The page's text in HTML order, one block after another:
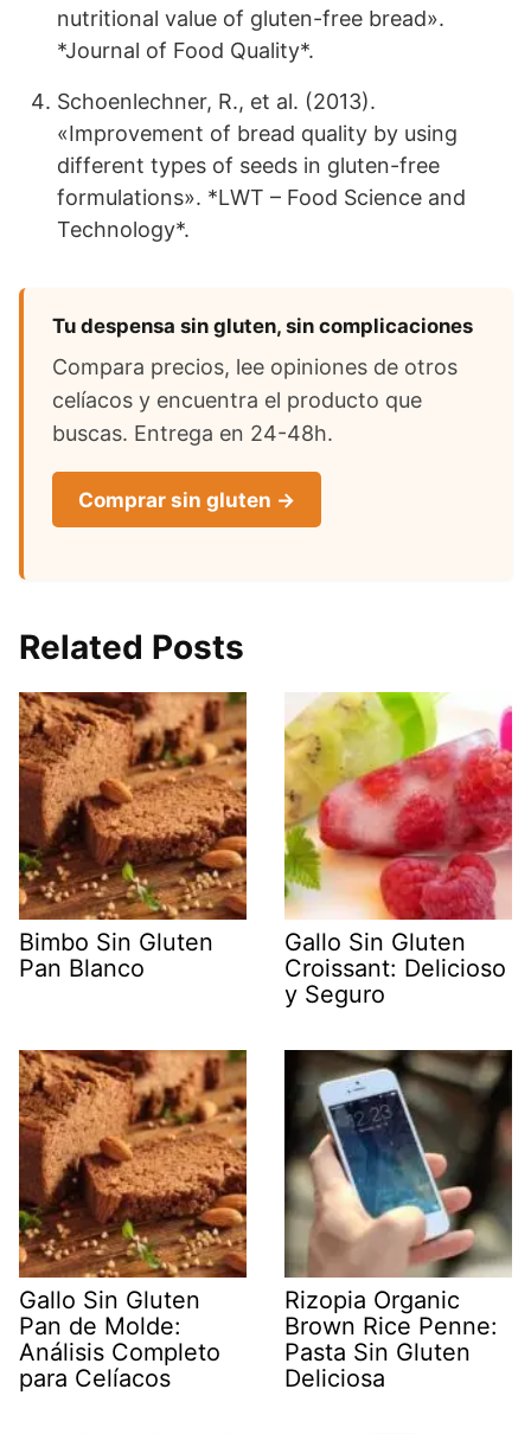
nutritional value of gluten-free bread».
*Journal of Food Quality*.
Schoenlechner, R., et al. (2013).
«Improvement of bread quality by using
different types of seeds in gluten-free
formulations». *LWT – Food Science and
Technology*.
Tu despensa sin gluten, sin complicaciones
Compara precios, lee opiniones de otros
celíacos y encuentra el producto que
buscas. Entrega en 24-48h.
Comprar sin gluten →
Related Posts
Bimbo Sin Gluten
Pan Blanco
Gallo Sin Gluten
Croissant: Delicioso
y Seguro
Gallo Sin Gluten
Pan de Molde:
Análisis Completo
para Celíacos
Rizopia Organic
Brown Rice Penne:
Pasta Sin Gluten
Deliciosa